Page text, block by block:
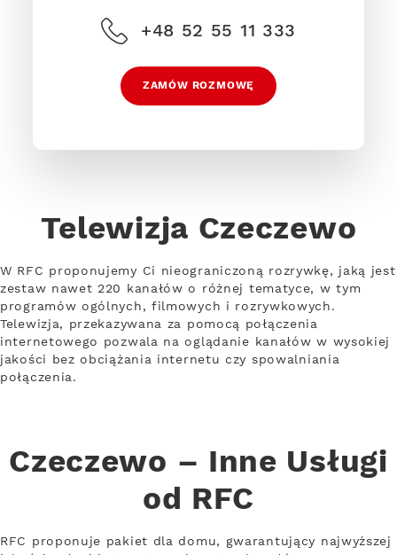
+48 52 55 11 333
ZAMÓW ROZMOWĘ
Telewizja Czeczewo
W RFC proponujemy Ci nieograniczoną rozrywkę, jaką jest
zestaw nawet 220 kanałów o różnej tematyce, w tym
programów ogólnych, filmowych i rozrywkowych.
Telewizja, przekazywana za pomocą połączenia
internetowego pozwala na oglądanie kanałów w wysokiej
jakości bez obciążania internetu czy spowalniania
połączenia.
Czeczewo – Inne Usługi
od RFC
RFC proponuje pakiet dla domu, gwarantujący najwyższej